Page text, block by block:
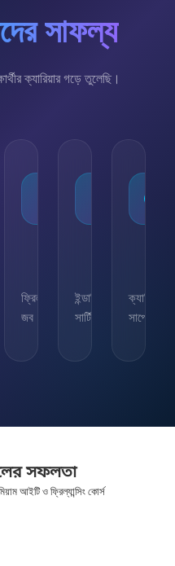
সাফল্য
ক্যারিয়ার গড়ে তুলেছি।
ফ্রিল্যান্সিং
জব
ইন্ডাস্ট্রি
সার্টিফিকেট
ক্যারিয়ার
সাপোর্ট
সফলতা
আইটি ও ফ্রিল্যান্সিং কোর্স